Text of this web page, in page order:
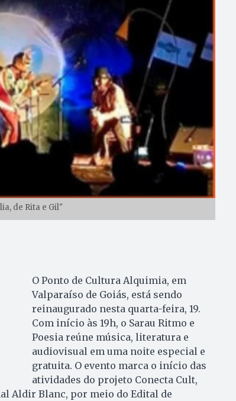
de Rita e Gil"
O Ponto de Cultura Alquimia, em
Valparaíso de Goiás, está sendo
reinaugurado nesta quarta-feira, 19.
Com início às 19h, o Sarau Ritmo e
Poesia reúne música, literatura e
audiovisual em uma noite especial e
gratuita. O evento marca o início das
atividades do projeto Conecta Cult,
Aldir Blanc, por meio do Edital de